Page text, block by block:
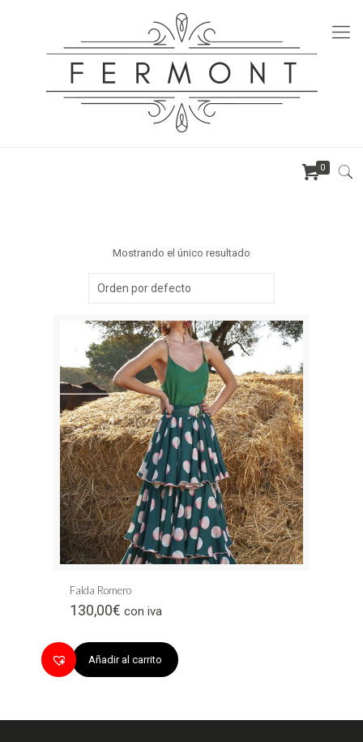
0
Mostrando el único resultado
Falda Romero
130,00€ con iva
Añadir al carrito